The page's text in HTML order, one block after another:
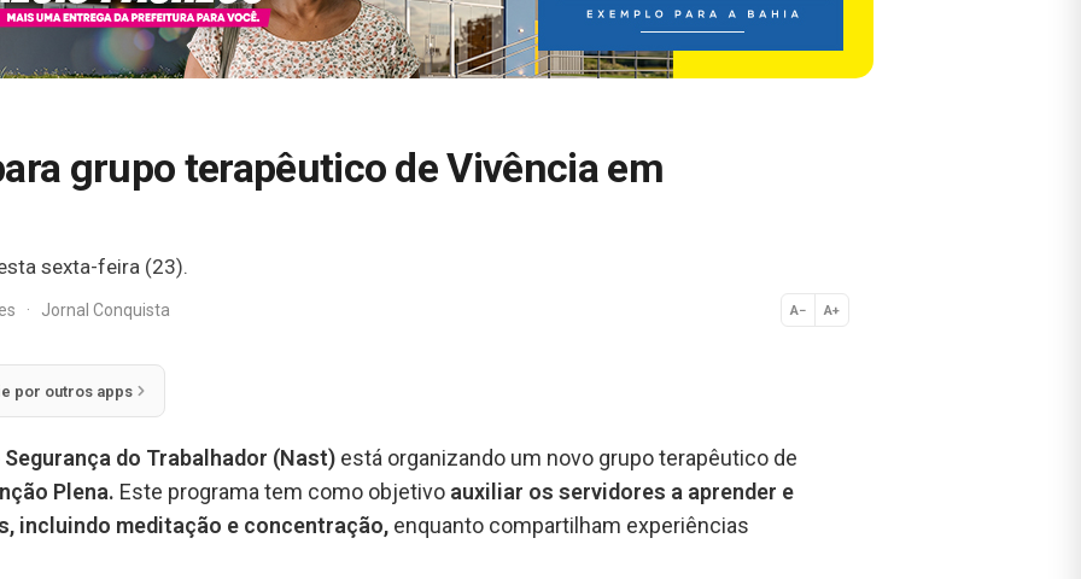
grupo terapêutico de Vivência em
sexta-feira (23).
· Jornal Conquista A− A+
Normal
por outros apps
do Trabalhador (Nast) está organizando um novo grupo terapêutico de
Plena. Este programa tem como objetivo auxiliar os servidores a aprender e
incluindo meditação e concentração, enquanto compartilham experiências